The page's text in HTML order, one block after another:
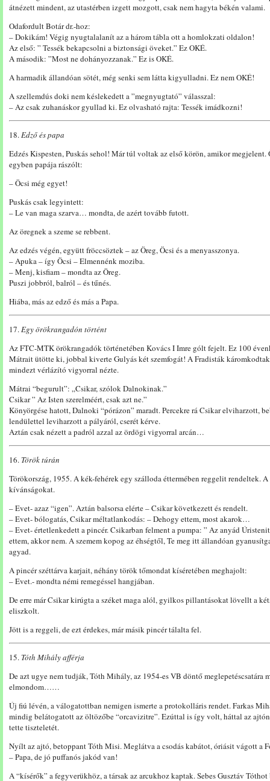
átnézett mindent, az utastérben izgett mozgott, csak nem hagyta békén valami.
Odafordult Botár dr.-hoz:
– Dokikám! Végig nyugtalalanít az a három tábla ott a homlokzati oldalon!
Az első: ” Tessék bekapcsolni a biztonsági öveket.” Ez OKÉ.
A második: ”Most ne dohányozzanak.” Ez is OKÉ.
A harmadik állandóan sötét, még senki sem látta kigyulladni. Ez nem OKÉ!
A szellemdús doki nem késlekedett a ”megnyugtató” válasszal:
– Az csak zuhanáskor gyullad ki. Ez olvasható rajta: Tessék imádkozni!
18.Edző és papa
Edzés Kispesten, Puskás sehol! Már túl voltak az első körön, amikor
egyben papája rászólt:
– Öcsi még egyet!
Puskás csak legyintett:
– Le van maga szarva… mondta, de azért tovább futott.
Az öregnek a szeme se rebbent.
Az edzés végén, együtt fröccsöztek – az Öreg, Öcsi és a menyasszonya.
– Apuka – így Öcsi – Elmennénk moziba.
– Menj, kisfiam – mondta az Öreg.
Puszi jobbról, balról – és tűnés.
Hiába, más az edző és más a Papa.
17.Egy örökrangadón történt
Az FTC-MTK örökrangadók történetében Kovács I Imre gólt fejelt. Ez 100
Mátrait ütötte ki, jobbal kiverte Gulyás két szemfogát! A Fradisták
mindezt vérlázító vigyorral nézte.
Mátrai “begurult”: „Csikar, szólok Dalnokinak.”
Csikar ” Az Isten szerelméért, csak azt ne.”
Könyörgése hatott, Dalnoki “pórázon” maradt. Percekre rá Csikar elviharzott,
lendülettel leviharzott a pályáról, cserét kérve.
Aztán csak nézett a padról azzal az ördögi vigyorral arcán…
16. Török túrán
Törökország, 1955. A kék-fehérek egy szálloda éttermében reggelit rendeltek.
kívánságokat.
– Evet- azaz “igen”. Aztán balsorsa elérte – Csikar következett és rendelt.
– Evet- bólogatás, Csikar méltatlankodás: – Dehogy ettem, most akarok…
– Evet- értetlenkedett a pincér. Csikarban felment a pumpa: ” Az anyád
ettem, akkor nem. A szemem kopog az éhségtől, Te meg itt állandóan
agyad.
A pincér széttárva karjait, néhány török tőmondat kíséretében meghajolt:
– Evet.- mondta némi remegéssel hangjában.
De erre már Csikar kirúgta a széket maga alól, gyilkos pillantásokat lövellt a
eliszkolt.
Jött is a reggeli, de ezt érdekes, már másik pincér tálalta fel.
15. Tóth Mihály afférja
De azt ugye nem tudják, Tóth Mihály, az 1954-es VB döntő meglepetéscsatára
elmondom……
Új fiú lévén, a válogatottban nemigen ismerte a protokolláris rendet. Farkas
mindig belátogatott az öltözőbe “orcavizitre”. Ezúttal is így volt, háttal az
tette tiszteletét.
Nyílt az ajtó, betoppant Tóth Misi. Meglátva a csodás kabátot, óriásit vágott a
– Papa, de jó puffanós jakód van!
A “kísérők” a fegyverükhöz, a társak az arcukhoz kaptak. Sebes Gusztáv